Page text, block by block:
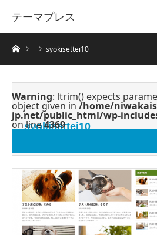
テーマプレス
ホーム syokisettei10
Warning: ltrim() expects
object given in /home/
jp.net/public_html/wp-
on line4369
syokisettei10